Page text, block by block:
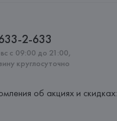
2-633
с 09:00 до 21:00,
круглосуточно
об акциях и скидках: